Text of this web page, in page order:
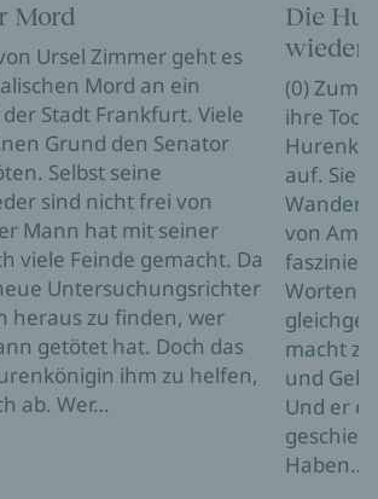
Mord
Ursel Zimmer geht es
Mord an ein
Stadt Frankfurt. Viele
Grund den Senator
Selbst seine
sind nicht frei von
Mann hat mit seiner
viele Feinde gemacht. Da
Untersuchungsrichter
heraus zu finden, wer
getötet hat. Doch das
ihm zu helfen,
ab. Wer…
Die
wieder
(0) Zum
ihre
auf. Sie
von
Worten
macht
und
Und er
Haben…